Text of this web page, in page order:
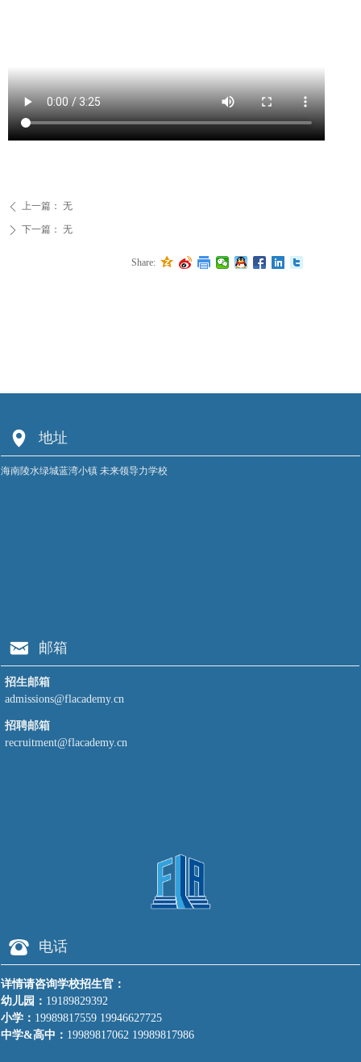
Share:
ꄴ 上一篇： 无
ꄲ 下一篇： 无
넹 地址
海南陵水绿城蓝湾小镇 未来领导力学校
邮箱
낂
招生邮箱
admissions@flacademy.cn
招聘邮箱
recruitment@flacademy.cn
电话
뀰
详情请咨询学校招生官：
幼儿园： 19189829392
小学： 19989817559 19946627725
中学&高中： 19989817062 19989817986